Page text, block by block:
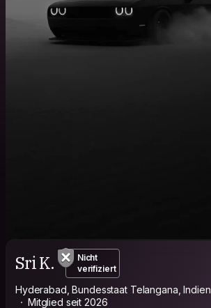
Sri K.
Nicht
verifiziert
Hyderabad, Bundesstaat Telangana, Indien
Mitglied seit 2026